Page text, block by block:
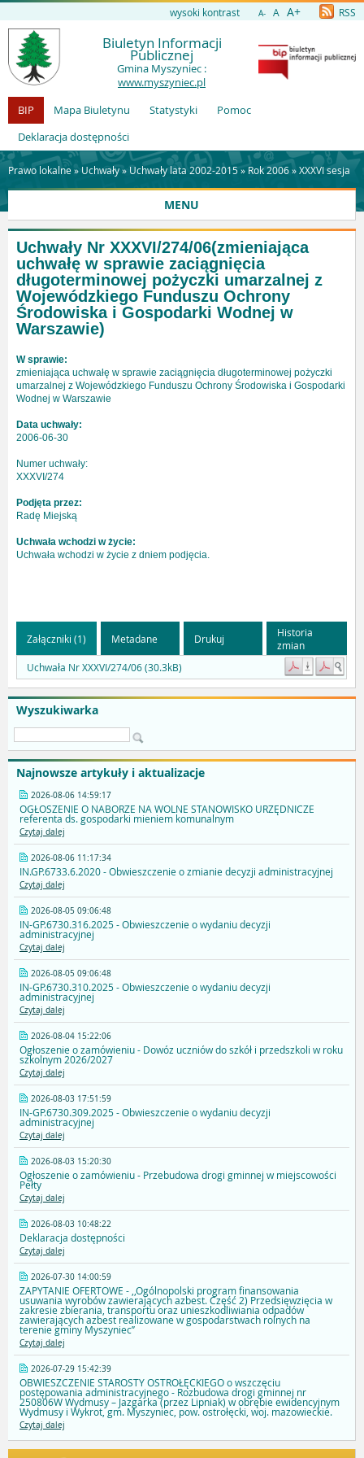
wysoki kontrast A- A A+ RSS
Biuletyn Informacji
Publicznej
Gmina Myszyniec :
www.myszyniec.pl
BIP
Mapa Biuletynu Statystyki
Pomoc
Deklaracja dostępności
Prawo lokalne » Uchwały» Uchwały lata 2002-2015»Rok 2006»XXXVI sesja
MENU
Wyszukiwarka
Najnowsze artykuły i aktualizacje
2026-08-06 14:59:17
OGŁOSZENIE O NABORZE NA WOLNE STANOWISKO URZĘDNICZE
referenta ds. gospodarki mieniem komunalnym
Czytaj dalej
2026-08-06 11:17:34
IN.GP.6733.6.2020 - Obwieszczenie o zmianie decyzji administracyjnej
Czytaj dalej
2026-08-05 09:06:48
IN-GP.6730.316.2025 - Obwieszczenie o wydaniu decyzji
administracyjnej
Czytaj dalej
2026-08-05 09:06:48
IN-GP.6730.310.2025 - Obwieszczenie o wydaniu decyzji
administracyjnej
Czytaj dalej
2026-08-04 15:22:06
Ogłoszenie o zamówieniu - Dowóz uczniów do szkół i przedszkoli w roku
szkolnym 2026/2027
Czytaj dalej
2026-08-03 17:51:59
IN-GP.6730.309.2025 - Obwieszczenie o wydaniu decyzji
administracyjnej
Czytaj dalej
2026-08-03 15:20:30
Ogłoszenie o zamówieniu - Przebudowa drogi gminnej w miejscowości
Pełty
Czytaj dalej
2026-08-03 10:48:22
Deklaracja dostępności
Czytaj dalej
2026-07-30 14:00:59
ZAPYTANIE OFERTOWE - ,,Ogólnopolski program finansowania
usuwania wyrobów zawierających azbest. Część 2) Przedsięwzięcia w
zakresie zbierania, transportu oraz unieszkodliwiania odpadów
zawierających azbest realizowane w gospodarstwach rolnych na
terenie gminy Myszyniec’’
Czytaj dalej
2026-07-29 15:42:39
OBWIESZCZENIE STAROSTY OSTROŁĘCKIEGO o wszczęciu
postępowania administracyjnego - Rozbudowa drogi gminnej nr
250806W Wydmusy – Jazgarka (przez Lipniak) w obrębie ewidencyjnym
Wydmusy i Wykrot, gm. Myszyniec, pow. ostrołęcki, woj. mazowieckie.
Czytaj dalej
Uchwały Nr XXXVI/274/06(zmieniająca
uchwałę w sprawie zaciągnięcia
długoterminowej pożyczki umarzalnej z
Wojewódzkiego Funduszu Ochrony
Środowiska i Gospodarki Wodnej w
Warszawie)
W sprawie:
zmieniająca uchwałę w sprawie zaciągnięcia długoterminowej pożyczki
umarzalnej z Wojewódzkiego Funduszu Ochrony Środowiska i Gospodarki
Wodnej w Warszawie
Data uchwały:
2006-06-30
Numer uchwały:
XXXVI/274
Podjęta przez:
Radę Miejską
Uchwała wchodzi w życie:
Uchwała wchodzi w życie z dniem podjęcia.
Załączniki (1) Metadane Drukuj
Historia
zmian
Uchwała Nr XXXVI/274/06 (30.3kB)